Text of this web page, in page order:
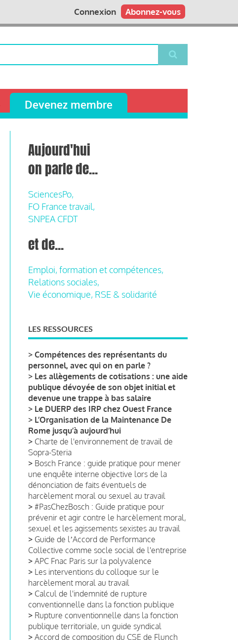
Abonnez-vous
Connexion
Devenez membre
Aujourd'hui
on parle de...
SciencesPo,
FO France travail,
SNPEA CFDT
et de...
Emploi, formation et compétences,
Relations sociales,
Vie économique, RSE & solidarité
LES RESSOURCES
> Compétences des représentants du
personnel, avec qui on en parle ?
> Les allègements de cotisations : une aide
publique dévoyée de son objet initial et
devenue une trappe à bas salaire
> Le DUERP des IRP chez Ouest France
> L’Organisation de la Maintenance De
Rome jusqu’à aujourd’hui
> Charte de l'environnement de travail de
Sopra-Steria
> Bosch France : guide pratique pour mener
une enquête interne objective lors de la
dénonciation de faits éventuels de
harcèlement moral ou sexuel au travail
> #PasChezBosch : Guide pratique pour
prévenir et agir contre le harcèlement moral,
sexuel et les agissements sexistes au travail
> Guide de lʼAccord de Performance
Collective comme socle social de l'entreprise
> APC Fnac Paris sur la polyvalence
> Les interventions du colloque sur le
harcèlement moral au travail
> Calcul de l'indemnité de rupture
conventionnelle dans la fonction publique
> Rupture conventionnelle dans la fonction
publique territoriale, un guide syndical
> Accord de composition du CSE de Flunch